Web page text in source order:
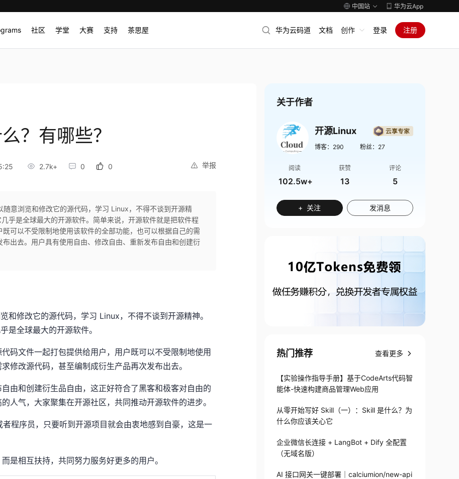
中国站 华为云App
社区 学堂 大赛 支持 茶思屋 华为云码道 文档 创作 登录 注册
？有哪些？
举报
2.7k+ 0 0
随意浏览和修改它的源代码，学习 Linux，不得不谈到开源精
乎是全球最大的开源软件。简单来说，开源软件就是把软件程
可以不受限制地使用该软件的全部功能，也可以根据自己的需
出去。用户具有使用自由、修改自由、重新发布自由和创建衍
和修改它的源代码，学习 Linux，不得不谈到开源精神。
是全球最大的开源软件。
码文件一起打包提供给用户，用户既可以不受限制地使用
修改源代码，甚至编制成衍生产品再次发布出去。
由和创建衍生品自由，这正好符合了黑客和极客对自由的
人气，大家聚集在开源社区，共同推动开源软件的进步。
程序员，只要听到开源项目就会由衷地感到自豪，这是一
是相互扶持，共同努力服务好更多的用户。
关于作者
开源Linux
博客： 290 粉丝： 27
阅读
102.5w+
获赞
13
评论
5
+ 关注 发消息
热门推荐 查看更多
【实验操作指导手册】基于CodeArts代码智
能体-快速构建商品管理Web应用
从零开始写好 Skill（一）：Skill 是什么？为
什么你应该关心它
企业微信长连接 + LangBot + Dify 全配置
（无域名版）
AI 接口网关一键部署｜calciumion/new-api